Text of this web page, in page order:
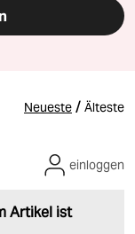
Neueste / Älteste
Artikel ist
einloggen